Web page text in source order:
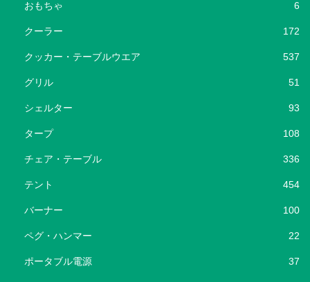
おもちゃ 6
クーラー 172
クッカー・テーブルウエア 537
グリル 51
シェルター 93
タープ 108
チェア・テーブル 336
テント 454
バーナー 100
ペグ・ハンマー 22
ポータブル電源 37